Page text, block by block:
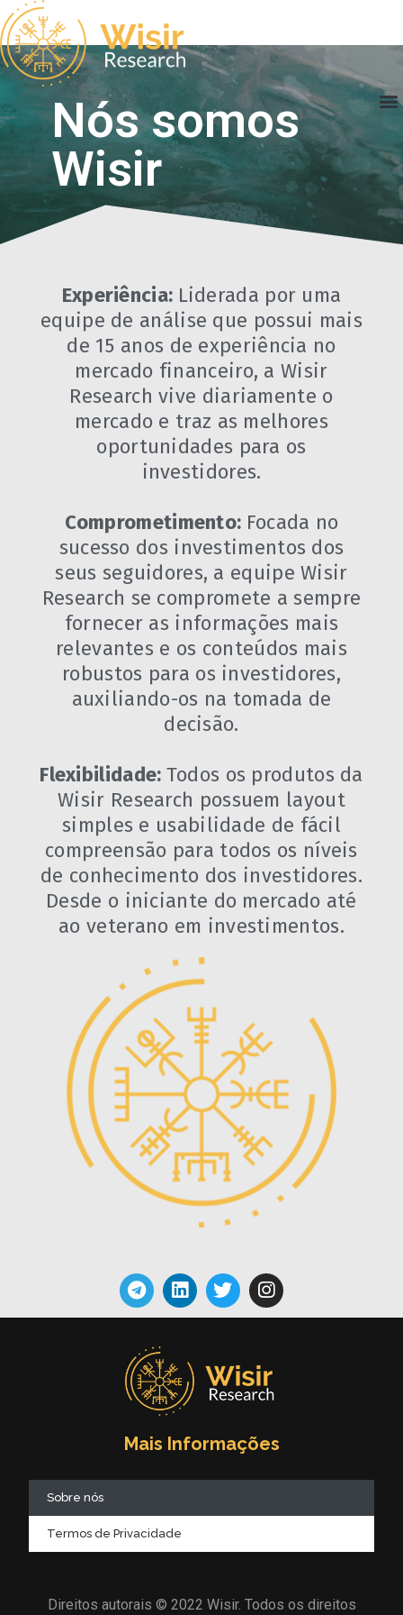
Nós somos
Wisir
Experiência: Liderada por uma
equipe de análise que possui mais
de 15 anos de experiência no
mercado financeiro, a Wisir
Research vive diariamente o
mercado e traz as melhores
oportunidades para os
investidores.
Comprometimento: Focada no
sucesso dos investimentos dos
seus seguidores, a equipe Wisir
Research se compromete a sempre
fornecer as informações mais
relevantes e os conteúdos mais
robustos para os investidores,
auxiliando-os na tomada de
decisão.
Flexibilidade: Todos os produtos da
Wisir Research possuem layout
simples e usabilidade de fácil
compreensão para todos os níveis
de conhecimento dos investidores.
Desde o iniciante do mercado até
ao veterano em investimentos.
Mais Informações
Sobre nós
Termos de Privacidade
Direitos autorais © 2022 Wisir. Todos os direitos